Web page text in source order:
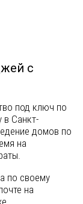
с
под ключ по
в Санкт-
домов по
на
по своему
на